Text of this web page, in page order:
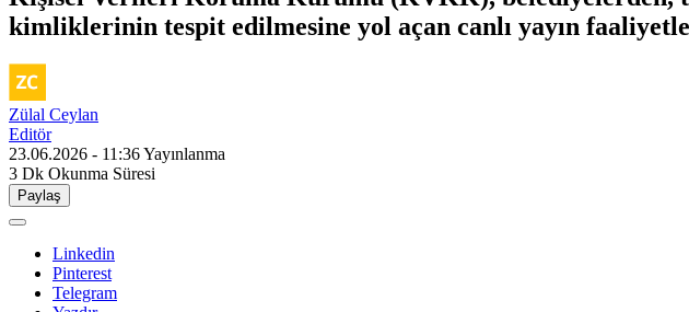
kimliklerinin tespit edilmesine yol açan canlı yayın
Zülal Ceylan
Editör
23.06.2026 - 11:36Yayınlanma
3 Dk Okunma Süresi
Paylaş
Linkedin
Pinterest
Telegram